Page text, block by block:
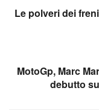
Le polveri dei
MotoGp, Marc
debutto